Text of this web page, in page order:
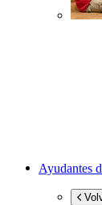
Ayudantes